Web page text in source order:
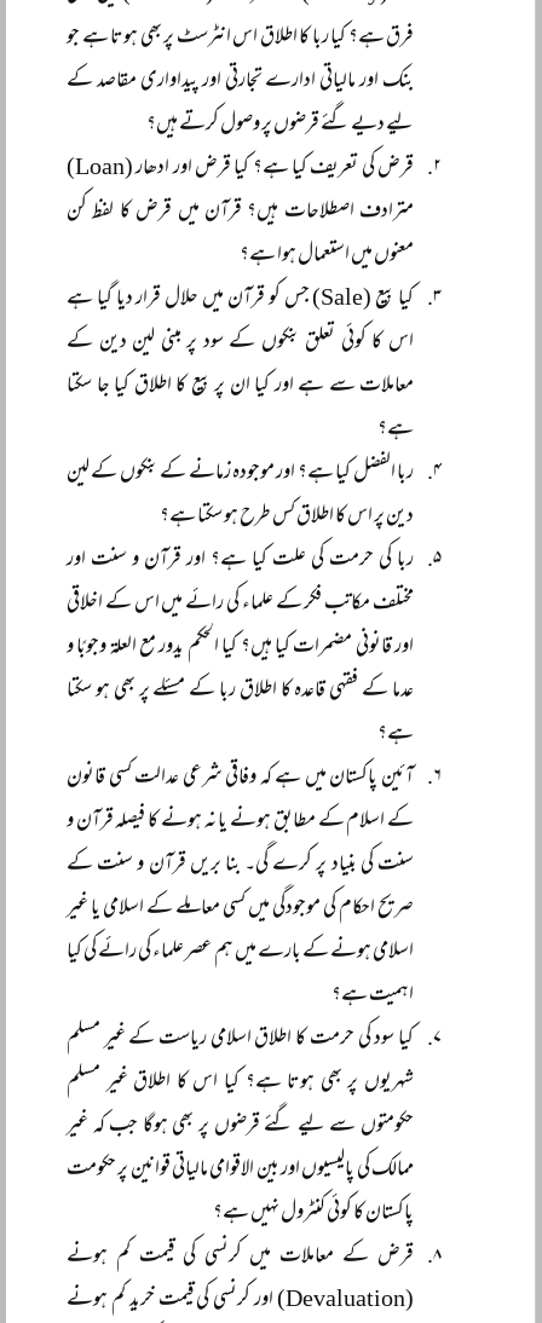
فرق ہے؟ کیا ربا کا اطلاق اس انٹرسٹ پر بھی ہوتا ہے جو
بنک اور مالیاتی ادارے تجارتی اور پیداواری مقاصد کے
لیے دیے گئے قرضوں پر وصول کرتے ہیں؟
قرض کی تعریف کیا ہے؟ کیا قرض اور ادھار (Loan)
مترادف اصطلاحات ہیں؟ قرآن میں قرض کا لفظ کن
معنوں میں استعمال ہوا ہے؟
کیا بیع (Sale) جس کو قرآن میں حلال قرار دیا گیا ہے
اس کا کوئی تعلق بنکوں کے سود پر مبنی لین دین کے
معاملات سے ہے اور کیا ان پر بیع کا اطلاق کیا جا سکتا
ہے؟
ربا الفضل کیا ہے؟ اور موجودہ زمانے کے بنکوں کے لین
دین پر اس کا اطلاق کس طرح ہو سکتا ہے؟
ربا کی حرمت کی علت کیا ہے؟ اور قرآن و سنت اور
مختلف مکاتب فکر کے علماء کی رائے میں اس کے اخلاقی
اور قانونی مضمرات کیا ہیں؟ کیا الحکم یدور مع العلۃ وجوبًا و
عدما کے فقہی قاعدہ کا اطلاق ربا کے مسئلے پر بھی ہو سکتا
ہے؟
آئین پاکستان میں ہے کہ وفاقی شرعی عدالت کسی قانون
کے اسلام کے مطابق ہونے یا نہ ہونے کا فیصلہ قرآن و
سنت کی بنیاد پر کرے گی۔ بنا بریں قرآن و سنت کے
صریح احکام کی موجودگی میں کسی معاملے کے اسلامی یا غیر
اسلامی ہونے کے بارے میں ہم عصر علماء کی رائے کی کیا
اہمیت ہے؟
کیا سود کی حرمت کا اطلاق اسلامی ریاست کے غیر مسلم
شہریوں پر بھی ہوتا ہے؟ کیا اس کا اطلاق غیر مسلم
حکومتوں سے لیے گئے قرضوں پر بھی ہوگا جب کہ غیر
ممالک کی پالیسیوں اور بین الاقوامی مالیاتی قوانین پر حکومت
پاکستان کا کوئی کنٹرول نہیں ہے؟
قرض کے معاملات میں کرنسی کی قیمت کم ہونے
(Devaluation) اور کرنسی کی قیمت خرید کم ہونے